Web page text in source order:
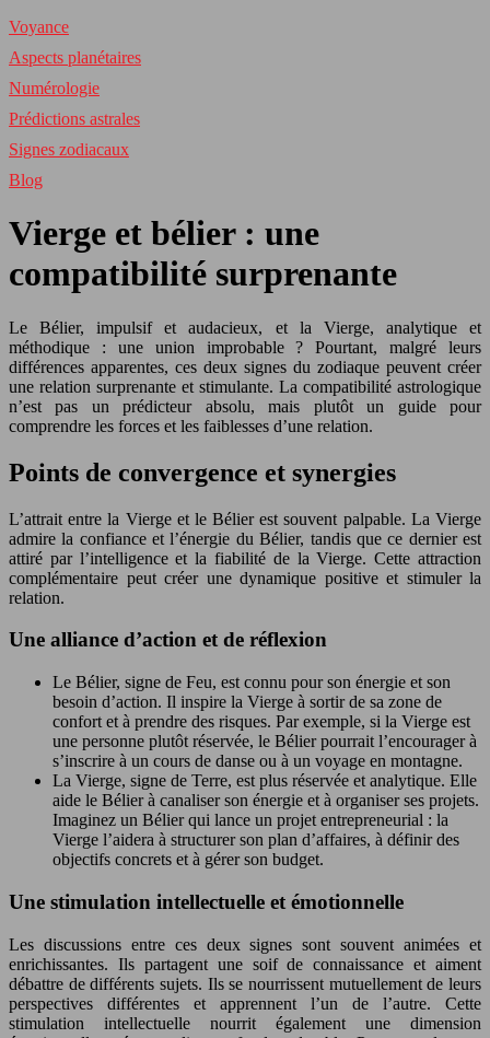
Voyance
Aspects planétaires
Numérologie
Prédictions astrales
Signes zodiacaux
Blog
Vierge et bélier : une
compatibilité surprenante
Le Bélier, impulsif et audacieux, et la Vierge, analytique et
méthodique : une union improbable ? Pourtant, malgré leurs
différences apparentes, ces deux signes du zodiaque peuvent créer
une relation surprenante et stimulante. La compatibilité astrologique
n’est pas un prédicteur absolu, mais plutôt un guide pour
comprendre les forces et les faiblesses d’une relation.
Points de convergence et synergies
L’attrait entre la Vierge et le Bélier est souvent palpable. La Vierge
admire la confiance et l’énergie du Bélier, tandis que ce dernier est
attiré par l’intelligence et la fiabilité de la Vierge. Cette attraction
complémentaire peut créer une dynamique positive et stimuler la
relation.
Une alliance d’action et de réflexion
Le Bélier, signe de Feu, est connu pour son énergie et son
besoin d’action. Il inspire la Vierge à sortir de sa zone de
confort et à prendre des risques. Par exemple, si la Vierge est
une personne plutôt réservée, le Bélier pourrait l’encourager à
s’inscrire à un cours de danse ou à un voyage en montagne.
La Vierge, signe de Terre, est plus réservée et analytique. Elle
aide le Bélier à canaliser son énergie et à organiser ses projets.
Imaginez un Bélier qui lance un projet entrepreneurial : la
Vierge l’aidera à structurer son plan d’affaires, à définir des
objectifs concrets et à gérer son budget.
Une stimulation intellectuelle et émotionnelle
Les discussions entre ces deux signes sont souvent animées et
enrichissantes. Ils partagent une soif de connaissance et aiment
débattre de différents sujets. Ils se nourrissent mutuellement de leurs
perspectives différentes et apprennent l’un de l’autre. Cette
stimulation intellectuelle nourrit également une dimension